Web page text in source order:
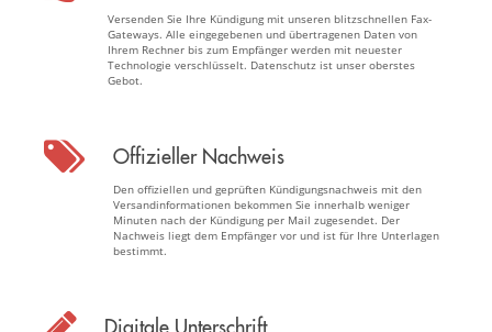
Versenden Sie Ihre Kündigung mit unseren blitzschnellen Fax-
Gateways. Alle eingegebenen und übertragenen Daten von
Ihrem Rechner bis zum Empfänger werden mit neuester
Technologie verschlüsselt. Datenschutz ist unser oberstes
Gebot.
Offizieller Nachweis
Den offiziellen und geprüften Kündigungsnachweis mit den
Versandinformationen bekommen Sie innerhalb weniger
Minuten nach der Kündigung per Mail zugesendet. Der
Nachweis liegt dem Empfänger vor und ist für Ihre Unterlagen
bestimmt.
Digitale Unterschrift